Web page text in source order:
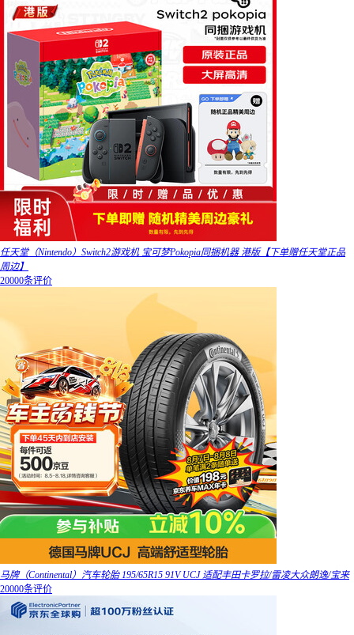
任天堂（Nintendo）Switch2游戏机 宝可梦Pokopia同捆机器 港版【下单赠任天堂正品
周边】
20000条评价
马牌（Continental）汽车轮胎 195/65R15 91V UCJ 适配丰田卡罗拉/雷凌大众朗逸/宝来
20000条评价